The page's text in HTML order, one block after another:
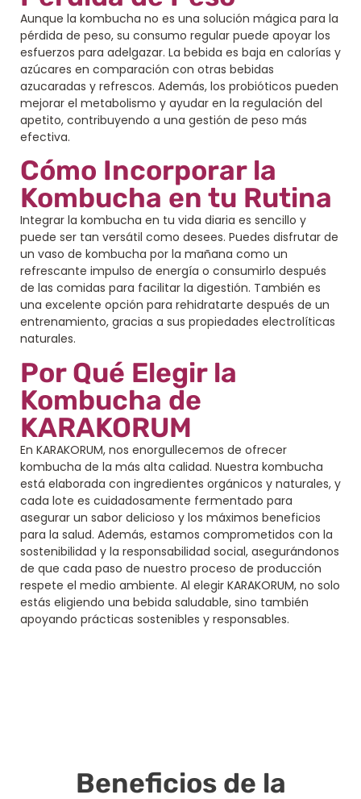
Aunque la kombucha no es una solución mágica para la
pérdida de peso, su consumo regular puede apoyar los
esfuerzos para adelgazar. La bebida es baja en calorías y
azúcares en comparación con otras bebidas
azucaradas y refrescos. Además, los probióticos pueden
mejorar el metabolismo y ayudar en la regulación del
apetito, contribuyendo a una gestión de peso más
efectiva.
Cómo Incorporar la
Kombucha en tu Rutina
Integrar la kombucha en tu vida diaria es sencillo y
puede ser tan versátil como desees. Puedes disfrutar de
un vaso de kombucha por la mañana como un
refrescante impulso de energía o consumirlo después
de las comidas para facilitar la digestión. También es
una excelente opción para rehidratarte después de un
entrenamiento, gracias a sus propiedades electrolíticas
naturales.
Por Qué Elegir la
Kombucha de
KARAKORUM
En KARAKORUM, nos enorgullecemos de ofrecer
kombucha de la más alta calidad. Nuestra kombucha
está elaborada con ingredientes orgánicos y naturales, y
cada lote es cuidadosamente fermentado para
asegurar un sabor delicioso y los máximos beneficios
para la salud. Además, estamos comprometidos con la
sostenibilidad y la responsabilidad social, asegurándonos
de que cada paso de nuestro proceso de producción
respete el medio ambiente. Al elegir KARAKORUM, no solo
estás eligiendo una bebida saludable, sino también
apoyando prácticas sostenibles y responsables.
Beneficios de la